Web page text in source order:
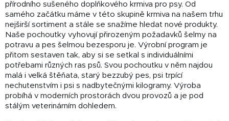
přírodního sušeného doplňkového krmiva pro psy. Od
samého začátku máme v této skupině krmiva na našem trhu
nejširší sortiment a stále se snažíme hledat nové produkty.
Naše pochoutky vyhovují přirozeným požadavků šelmy na
potravu a pes šelmou bezesporu je. Výrobní program je
přitom sestaven tak, aby si se setkal s individuálními
potřebami různých ras psů. Svou pochoutku v něm najdou
malá i velká štěňata, starý bezzubý pes, psi trpící
nechutenstvím i psi s nadbytečnými kilogramy. Výroba
probíhá v moderních prostorách dvou provozů a je pod
stálým veterinárním dohledem.